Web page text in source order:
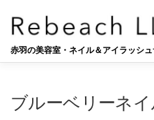
ツ
赤羽の美容室・ネイル＆アイラッシ
ブルーベリーネ